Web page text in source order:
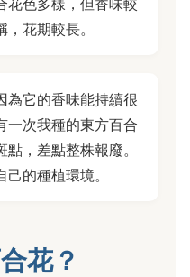
花色多樣，但香味較
花期較長。
為它的香味能持續很
一次我種的東方百合
，差點整株報廢。
的種植環境。
花？